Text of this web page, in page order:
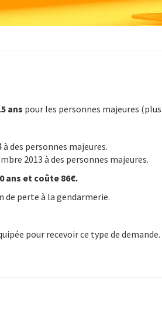
ans pour les personnes majeures (plus
des personnes majeures.
2013 à des personnes majeures.
ans et coûte 86€.
de perte à la gendarmerie.
pour recevoir ce type de demande.